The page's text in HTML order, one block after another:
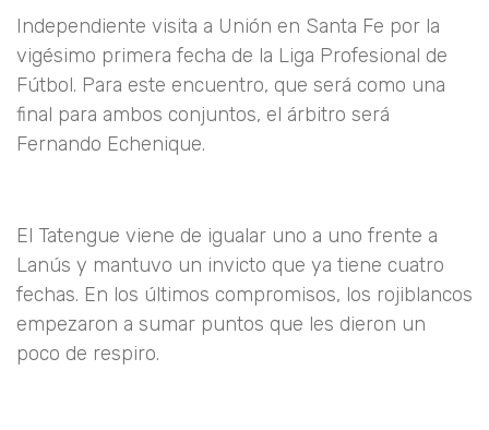
Independiente visita a Unión en Santa Fe por la
vigésimo primera fecha de la Liga Profesional de
Fútbol. Para este encuentro, que será como una
final para ambos conjuntos, el árbitro será
Fernando Echenique.
El Tatengue viene de igualar uno a uno frente a
Lanús y mantuvo un invicto que ya tiene cuatro
fechas. En los últimos compromisos, los rojiblancos
empezaron a sumar puntos que les dieron un
poco de respiro.